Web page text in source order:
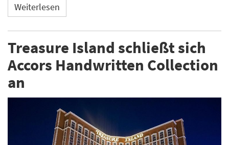
Weiterlesen
Treasure Island schließt sich
Accors Handwritten Collection
an